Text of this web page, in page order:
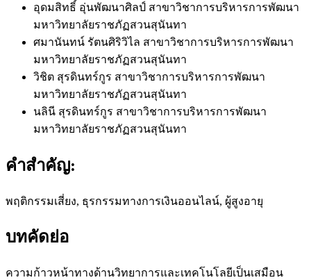
อุดมสิทธิ์ อุ่นพัฒนาศิลป์ สาขาวิชาการบริหารการพัฒนา
มหาวิทยาลัยราชภัฏสวนสุนันทา
ศมานันทน์ รัตนศิริวิไล สาขาวิชาการบริหารการพัฒนา
มหาวิทยาลัยราชภัฏสวนสุนันทา
วิชิต สุรดินทร์กูร สาขาวิชาการบริหารการพัฒนา
มหาวิทยาลัยราชภัฏสวนสุนันทา
นลินี สุรดินทร์กูร สาขาวิชาการบริหารการพัฒนา
มหาวิทยาลัยราชภัฏสวนสุนันทา
คำสำคัญ:
พฤติกรรมเสี่ยง, ธุรกรรมทางการเงินออนไลน์, ผู้สูงอายุ
บทคัดย่อ
ความก้าวหน้าทางด้านวิทยาการและเทคโนโลยีเป็นเสมือน